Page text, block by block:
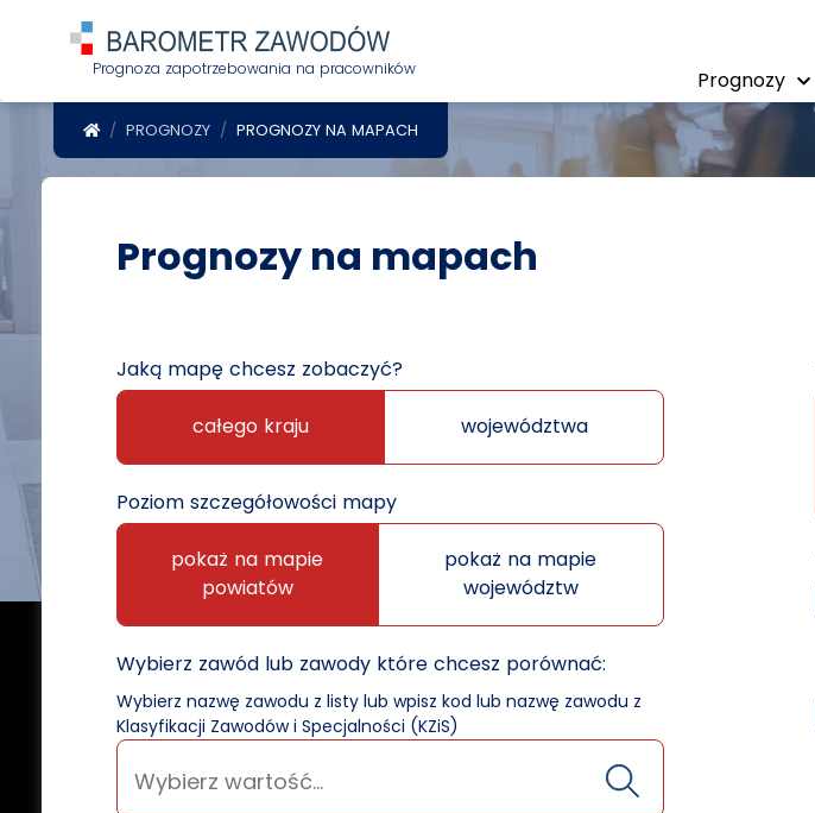
Prognoza zapotrzebowania na pracowników Prognozy
POWRÓT DO STRONY GŁÓWNEJ
PROGNOZY PROGNOZY NA MAPACH
Prognozy na mapach
Jaką mapę chcesz zobaczyć?
całego kraju województwa
Poziom szczegółowości mapy
pokaż na mapie
powiatów
pokaż na mapie
województw
Wybierz zawód lub zawody które chcesz porównać:
Wybierz nazwę zawodu z listy lub wpisz kod lub nazwę zawodu z
Klasyfikacji Zawodów i Specjalności (KZiS)